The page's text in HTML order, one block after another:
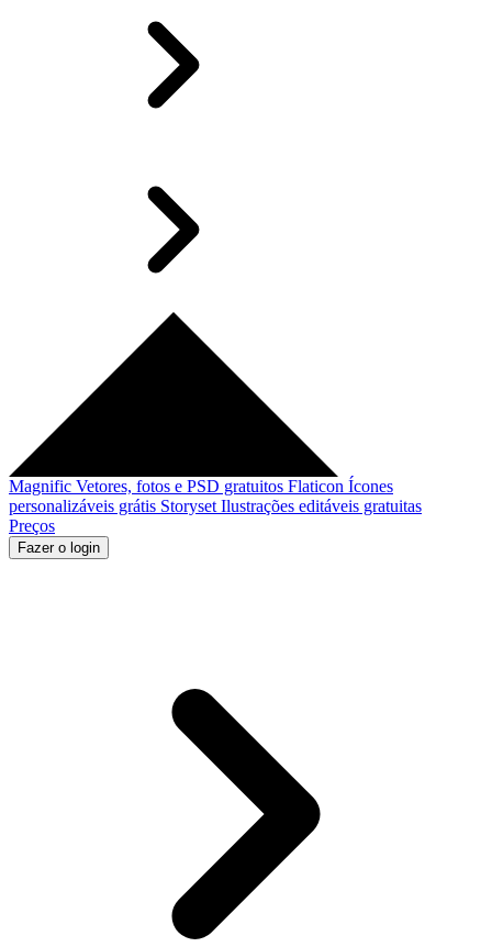
Magnific Vetores, fotos e PSD gratuitos Flaticon Ícones
personalizáveis grátis Storyset Ilustrações editáveis gratuitas
Preços
Fazer o login